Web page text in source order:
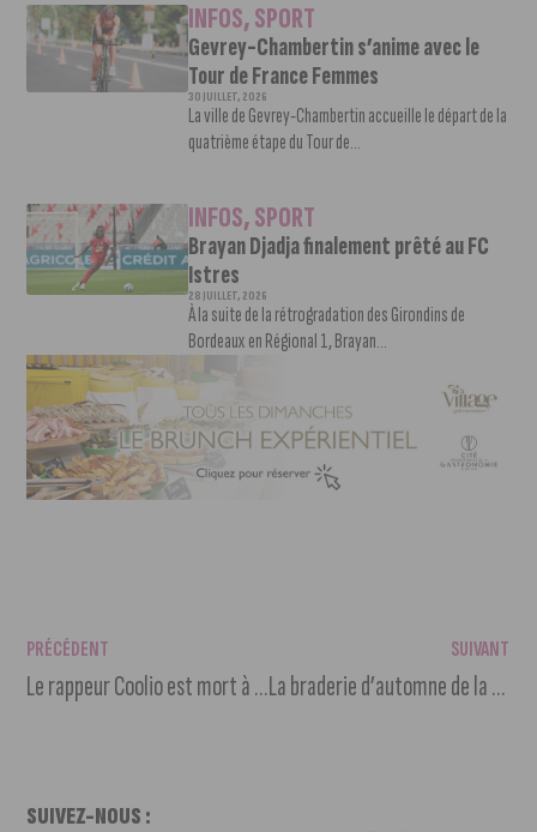
INFOS,SPORT
Gevrey-Chambertin s’anime avec le
Tour de France Femmes
30 JUILLET, 2026
La ville de Gevrey-Chambertin accueille le départ de la
quatrième étape du Tour de...
INFOS,SPORT
Brayan Djadja finalement prêté au FC
Istres
28 JUILLET, 2026
À la suite de la rétrogradation des Girondins de
Bordeaux en Régional 1, Brayan...
PRÉCÉDENT
Le rappeur Coolio est mort à l’âge de 59 ans
SUIVANT
La braderie d’automne de la bibliothèque
SUIVEZ-NOUS :